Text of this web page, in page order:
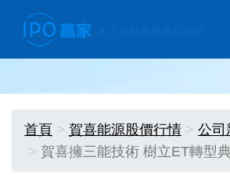
首頁 賀喜能源股價行情
公司
賀喜擁三能技術 樹立ET轉型